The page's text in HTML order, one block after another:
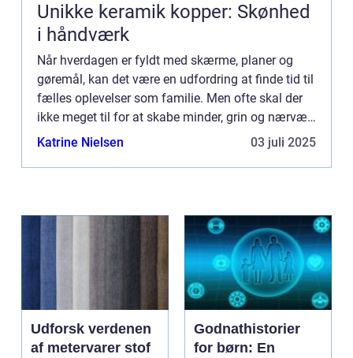
Unikke keramik kopper: Skønhed
i håndværk
Når hverdagen er fyldt med skærme, planer og
gøremål, kan det være en udfordring at finde tid til
fælles oplevelser som familie. Men ofte skal der
ikke meget til for at skabe minder, grin og nærvær.
Ud...
Katrine Nielsen 03 juli 2025
Udforsk verdenen
af metervarer stof
Godnathistorier
for børn: En